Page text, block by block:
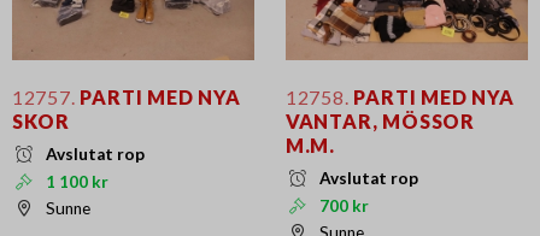
12757. PARTI MED NYA
SKOR
Avslutat rop
1 100 kr
Sunne
12758. PARTI MED NYA
VANTAR, MÖSSOR
M.M.
Avslutat rop
700 kr